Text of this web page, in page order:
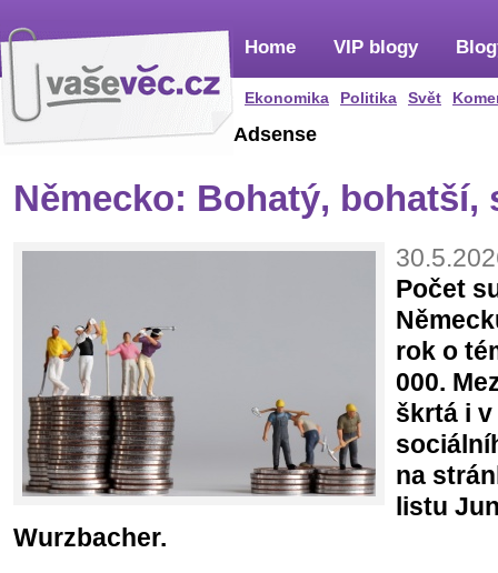
Home
Ekonomika Politika Svět
VIP blogy
Adsense
Německo: Bohatý, bohatší,
Počet
rok o
000.
škrtá i
na
listu
Wurzbacher.